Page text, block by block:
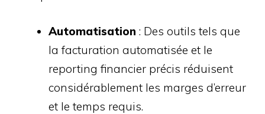
Automatisation : Des outils tels que
la facturation automatisée et le
reporting financier précis réduisent
considérablement les marges d’erreur
et le temps requis.